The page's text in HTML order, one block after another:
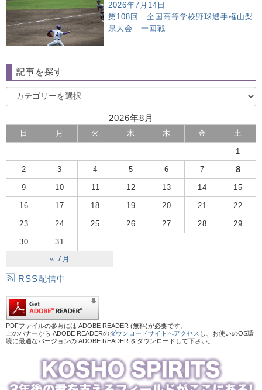
2026年7月14日
第108回 全国高等学校野球選手権山梨
県大会 一回戦
記事を探す
2026年8月
日 月 火 水 木 金 土
« 7月
1
2 3 4 5 6 7 8
9 10 11 12 13 14 15
16 17 18 19 20 21 22
23 24 25 26 27 28 29
30 31
RSS配信中
PDFファイルの参照には ADOBE READER (無料)が必要です。
上のバナーから ADOBE READERのダウンロードサイトへアクセス し、お使いのOS環
境に最適なバージョンの ADOBE READER をダウンロードして下さい。